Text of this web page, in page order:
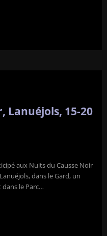
Lanuéjols, 15-20
aux Nuits du Causse Noir
dans le Gard, un
le Parc…